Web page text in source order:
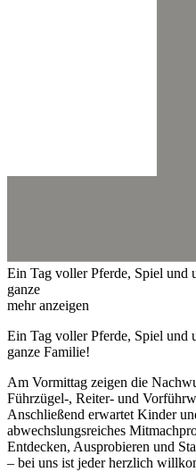
Ein Tag voller Pferde, Spiel und
ganze
mehr anzeigen
Ein Tag voller Pferde, Spiel und
ganze Familie!
Am Vormittag zeigen die
Führzügel-, Reiter- und
Anschließend erwartet Kinder
abwechslungsreiches
Entdecken, Ausprobieren und
– bei uns ist jeder herzlich